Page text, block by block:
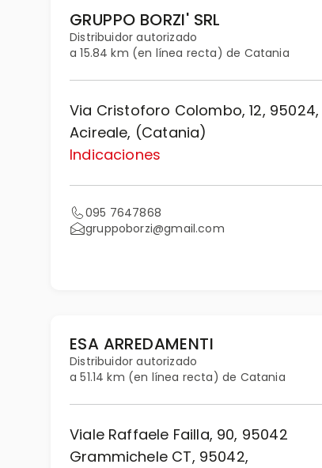
GRUPPO BORZI' SRL
Distribuidor autorizado
a 15.84 km (en línea recta) de Catania
Via Cristoforo Colombo, 12, 95024,
Acireale, (Catania)
Indicaciones
095 7647868
gruppoborzi@gmail.com
ESA ARREDAMENTI
Distribuidor autorizado
a 51.14 km (en línea recta) de Catania
Viale Raffaele Failla, 90, 95042
Grammichele CT, 95042,